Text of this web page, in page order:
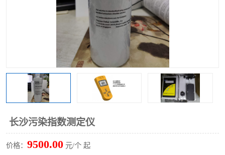
长沙污染指数测定仪
价格： 9500.00 元/个 起